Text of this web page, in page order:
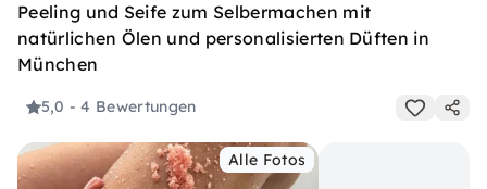
Peeling und Seife zum Selbermachen mit
natürlichen Ölen und personalisierten Düften in
München
5,0 - 4 Bewertungen
Alle Fotos